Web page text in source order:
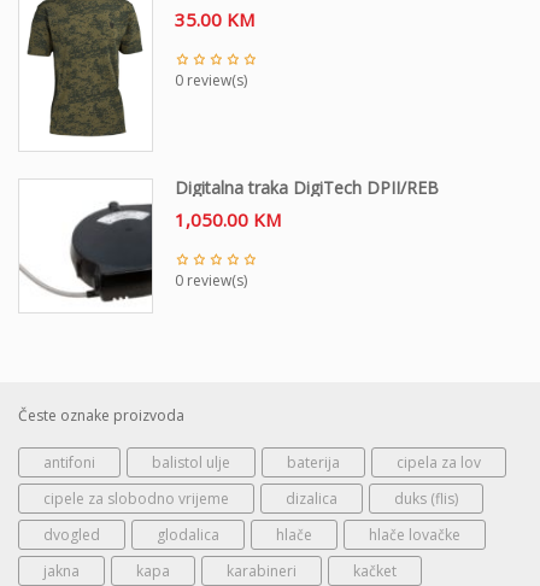
35.00 KM
0 review(s)
Digitalna traka DigiTech DPII/REB
1,050.00 KM
0 review(s)
Česte oznake proizvoda
antifoni balistol ulje baterija
cipela za lov
cipele za slobodno vrijeme
dizalica
duks (flis)
dvogled
glodalica hlače
hlače lovačke
jakna
kapa karabineri
kačket